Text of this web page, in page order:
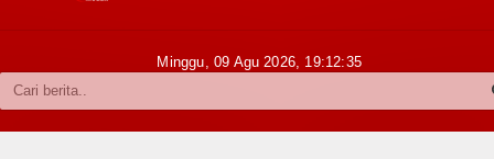
Minggu, 09 Agu 2026, 19:12:36